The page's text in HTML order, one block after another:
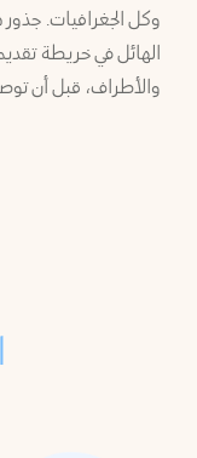
وكل الجغرافيات. جذور
الهائل في خريطة
والأطراف، قبل أن